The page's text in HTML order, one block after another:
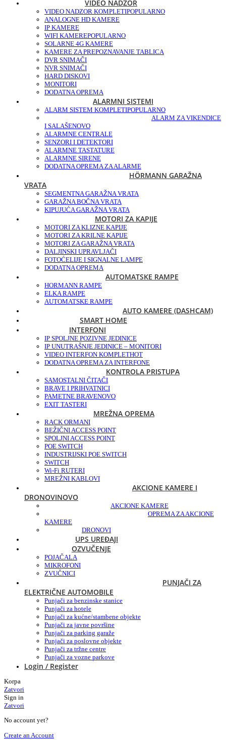
VIDEO NADZOR
VIDEO NADZOR KOMPLETIPOPULARNO
ANALOGNE HD KAMERE
IP KAMERE
WIFI KAMEREPOPULARNO
SOLARNE 4G KAMERE
KAMERE ZA PREPOZNAVANJE TABLICA
DVR SNIMAČI
NVR SNIMAČI
HARD DISKOVI
MONITORI
DODATNA OPREMA
ALARMNI SISTEMI
ALARM SISTEM KOMPLETIPOPULARNO
ALARM ZA VIKENDICE
I SALAŠENOVO
ALARMNE CENTRALE
SENZORI I DETEKTORI
ALARMNE TASTATURE
ALARMNE SIRENE
DODATNA OPREMA ZA ALARME
HÖRMANN GARAŽNA
VRATA
SEGMENTNA GARAŽNA VRATA
GARAŽNA BOČNA VRATA
KIPUJUĆA GARAŽNA VRATA
MOTORI ZA KAPIJE
MOTORI ZA KLIZNE KAPIJE
MOTORI ZA KRILNE KAPIJE
MOTORI ZA GARAŽNA VRATA
DALJINSKI UPRAVLJAČI
FOTOĆELIJE I SIGNALNE LAMPE
DODATNA OPREMA
AUTOMATSKE RAMPE
HORMANN RAMPE
ELKA RAMPE
AUTOMATSKE RAMPE
AUTO KAMERE (DASHCAM)
SMART HOME
INTERFONI
IP SPOLJNE POZIVNE JEDINICE
IP UNUTRAŠNJE JEDINICE – MONITORI
VIDEO INTERFON KOMPLETHOT
DODATNA OPREMA ZA INTERFONE
KONTROLA PRISTUPA
SAMOSTALNI ČITAČI
BRAVE I PRIHVATNICI
PAMETNE BRAVENOVO
EXIT TASTERI
MREŽNA OPREMA
RACK ORMANI
BEŽIČNI ACCESS POINT
SPOLJNI ACCESS POINT
POE SWITCH
INDUSTRIJSKI POE SWITCH
SWITCH
Wi-Fi RUTERI
MREŽNI KABLOVI
AKCIONE KAMERE I
DRONOVINOVO
AKCIONE KAMERE
OPREMA ZA AKCIONE
KAMERE
DRONOVI
UPS UREĐAJI
OZVUČENJE
POJAČALA
MIKROFONI
ZVUČNICI
PUNJAČI ZA
ELEKTRIČNE AUTOMOBILE
Punjači za benzinske stanice
Punjači za hotele
Punjači za kućne/stambene objekte
Punjači za javne površine
Punjači za parking garaže
Punjači za poslovne objekte
Punjači za tržne centre
Punjači za vozne parkove
Login / Register
Korpa
Zatvori
Sign in
Zatvori
No account yet?
Create an Account